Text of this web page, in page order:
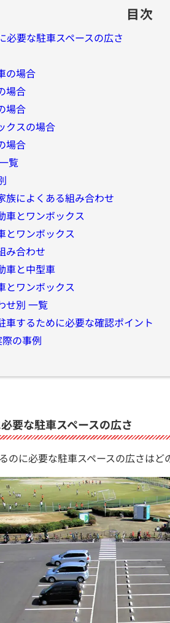
目次
必要な駐車スペースの広さ
の場合
場合
場合
クスの場合
場合
覧
族によくある組み合わせ
ワンボックス
ンボックス
み合わせ
中型車
ンボックス
せ別 一覧
車するために必要な確認ポイント
の事例
要な駐車スペースの広さ
のに必要な駐車スペースの広さはど